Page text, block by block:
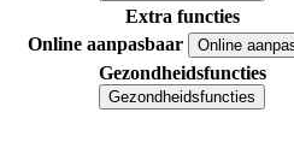
Extra functies
Online aanpasbaar
Online
Gezondheidsfuncties
Gezondheidsfuncties